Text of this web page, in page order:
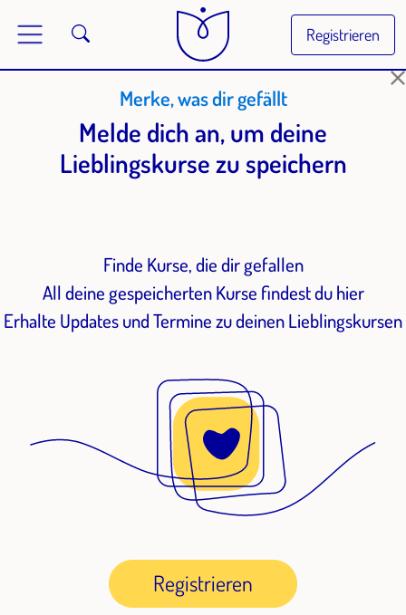
Registrieren
Merke, was dir gefällt
Melde dich an, um deine
Lieblingskurse zu speichern
Finde Kurse, die dir gefallen
All deine gespeicherten Kurse findest du hier
Erhalte Updates und Termine zu deinen Lieblingskursen
Registrieren